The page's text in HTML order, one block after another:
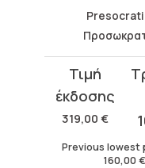
319,00 €
Original
price
was:
319,00 €.
Current
price
160,00 €.
Previous lowest
160,00 €